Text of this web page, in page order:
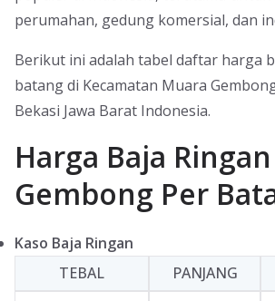
perumahan, gedung komersial, dan
Berikut ini adalah tabel daftar harga
batang di Kecamatan Muara
Bekasi Jawa Barat Indonesia.
Harga Baja
Gembong Per
Kaso Baja Ringan
TEBAL
PANJANG